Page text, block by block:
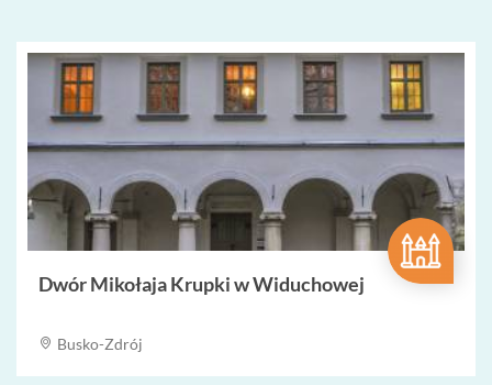
Dwór Mikołaja Krupki w Widuchowej
Busko-Zdrój